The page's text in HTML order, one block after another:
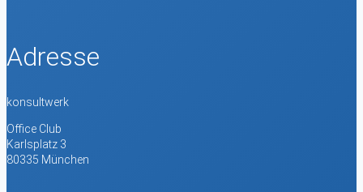
Adresse
konsultwerk
Office Club
Karlsplatz 3
80335 München